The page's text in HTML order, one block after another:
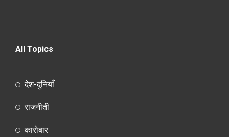
All Topics
देश-दुनियाँ
राजनीती
कारोबार